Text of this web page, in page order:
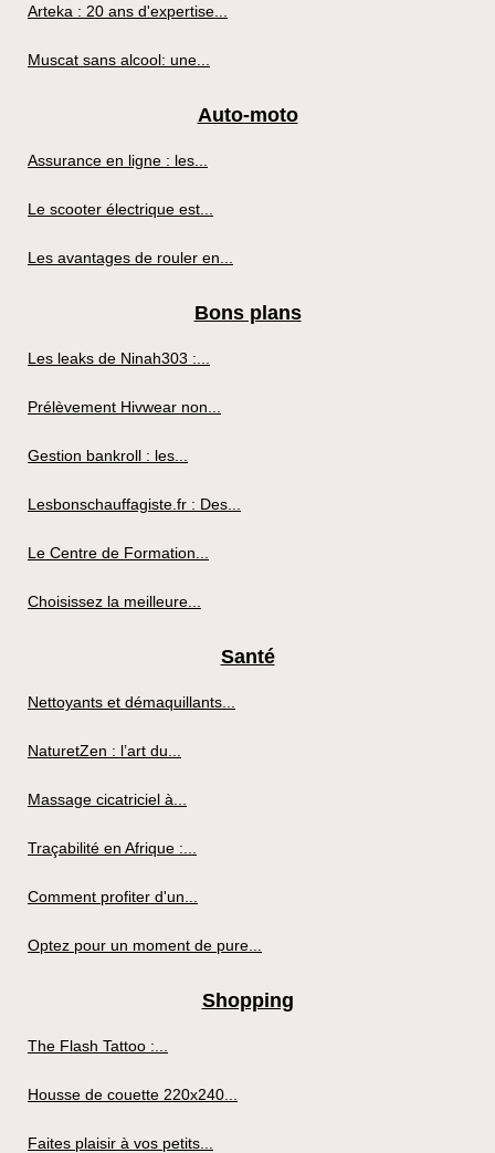
Arteka : 20 ans d'expertise...
Muscat sans alcool: une...
Auto-moto
Assurance en ligne : les...
Le scooter électrique est...
Les avantages de rouler en...
Bons plans
Les leaks de Ninah303 :...
Prélèvement Hivwear non...
Gestion bankroll : les...
Lesbonschauffagiste.fr : Des...
Le Centre de Formation...
Choisissez la meilleure...
Santé
Nettoyants et démaquillants...
NaturetZen : l’art du...
Massage cicatriciel à...
Traçabilité en Afrique :...
Comment profiter d'un...
Optez pour un moment de pure...
Shopping
The Flash Tattoo :...
Housse de couette 220x240...
Faites plaisir à vos petits...